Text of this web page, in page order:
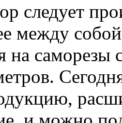
следует
между
на